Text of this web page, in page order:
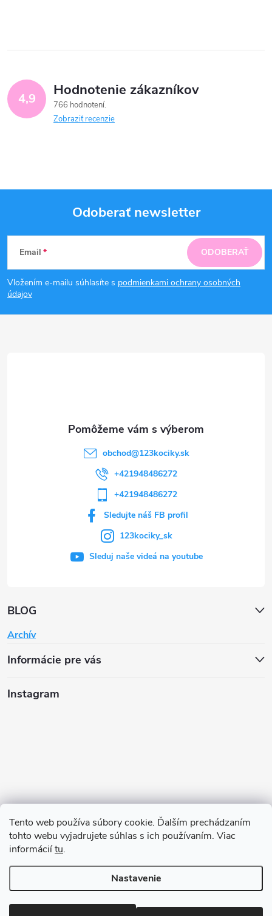
Tento web používa súbory cookie. Ďalším prechádzaním
tohto webu vyjadrujete súhlas s ich používaním. Viac
informáciítu.
Nastavenie
4,9 Hodnotenie zákazníkov
766 hodnotení
Zobraziť recenzie
Z
á
p
Odoberať newsletter
Email
Vložením e-mailu súhlasíte s podmienkami ochrany osobných
údajov
ODOBERAŤ
BLOG
Archív
Informácie pre vás
obchod@123kociky.sk
+421948486272
+421948486272
Sledujte náš FB profil
123kociky_sk
Sleduj naše videá na youtube
Instagram
Sledovať na Instagrame
123kociky.sk. Všetky práva vyhradené.